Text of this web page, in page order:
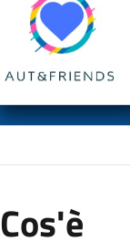
Cos'è